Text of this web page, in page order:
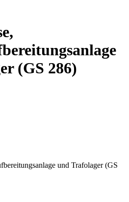
(GS 286)
und Trafolager (GS